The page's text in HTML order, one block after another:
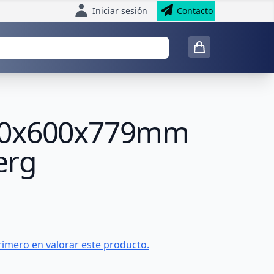
Iniciar sesión Contacto
en valorar este producto.